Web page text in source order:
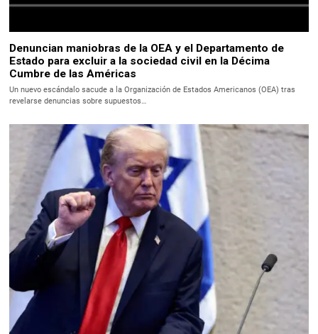
Denuncian maniobras de la OEA y el Departamento de
Estado para excluir a la sociedad civil en la Décima
Cumbre de las Américas
Un nuevo escándalo sacude a la Organización de Estados Americanos (OEA) tras
revelarse denuncias sobre supuestos…